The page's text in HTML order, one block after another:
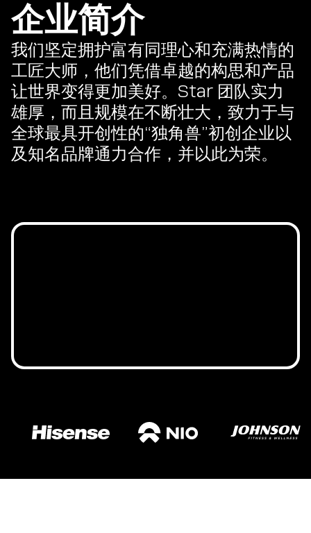
企业简介
我们坚定拥护富有同理心和充满热情的
工匠大师，他们凭借卓越的构思和产品
让世界变得更加美好。Star 团队实力
雄厚，而且规模在不断壮大，致力于与
全球最具开创性的“独角兽”初创企业以
及知名品牌通力合作，并以此为荣。